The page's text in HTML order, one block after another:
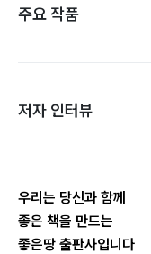
주요 작품
저자 인터뷰
우리는 당신과 함께
좋은 책을 만드는
좋은땅 출판사입니다